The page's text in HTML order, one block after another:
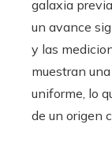
galaxia
un avance
y las
muestran
uniforme, lo
de un origen